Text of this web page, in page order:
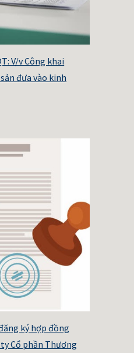
V/v Công khai
đưa vào kinh
ký hợp đồng
Cổ phần Thương